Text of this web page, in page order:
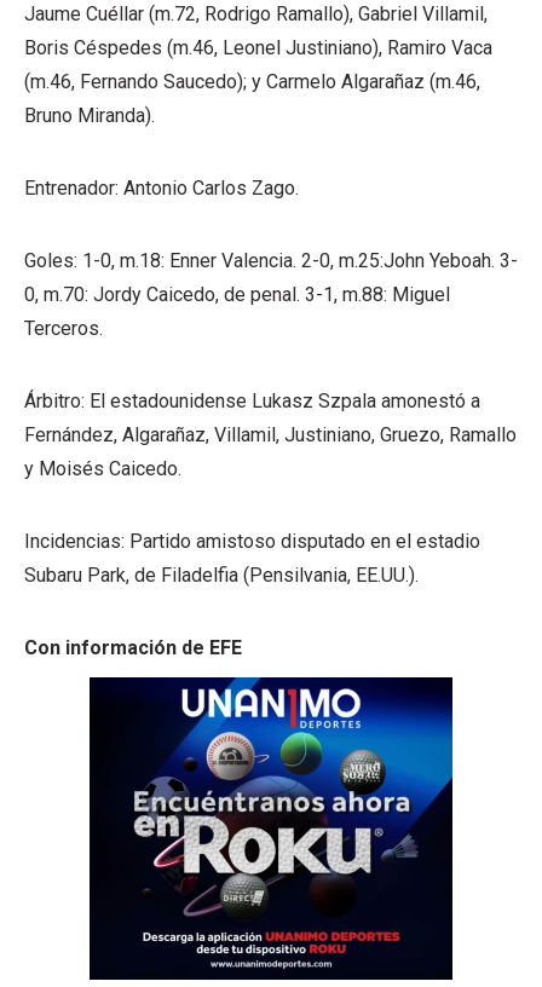
Jaume Cuéllar (m.72, Rodrigo Ramallo), Gabriel Villamil,
Boris Céspedes (m.46, Leonel Justiniano), Ramiro Vaca
(m.46, Fernando Saucedo); y Carmelo Algarañaz (m.46,
Bruno Miranda).
Entrenador: Antonio Carlos Zago.
Goles: 1-0, m.18: Enner Valencia. 2-0, m.25:John Yeboah. 3-
0, m.70: Jordy Caicedo, de penal. 3-1, m.88: Miguel
Terceros.
Árbitro: El estadounidense Lukasz Szpala amonestó a
Fernández, Algarañaz, Villamil, Justiniano, Gruezo, Ramallo
y Moisés Caicedo.
Incidencias: Partido amistoso disputado en el estadio
Subaru Park, de Filadelfia (Pensilvania, EE.UU.).
Con información de EFE